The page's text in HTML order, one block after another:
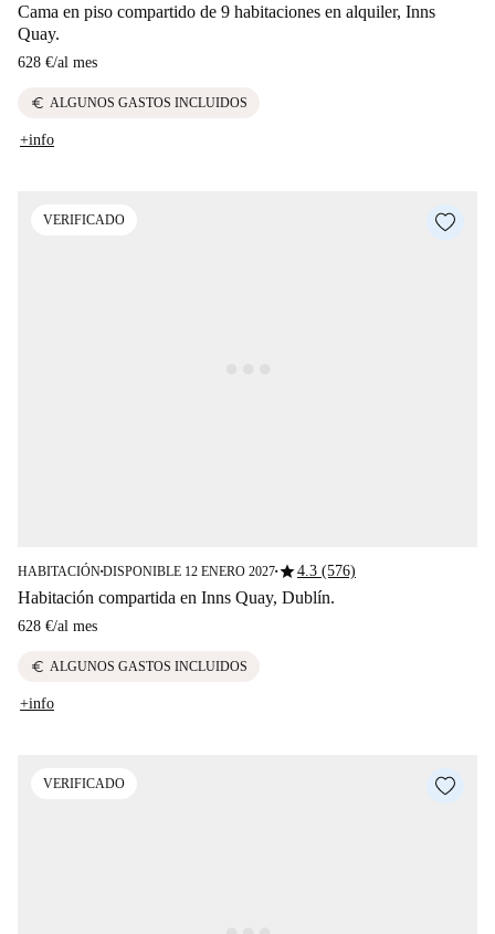
Cama en piso compartido de 9 habitaciones en alquiler, Inns
Quay.
628 €/al mes
euro ALGUNOS GASTOS INCLUIDOS
+info
VERIFICADO
HABITACIÓN■DISPONIBLE 12 ENERO 2027■star4.3 (576)
Habitación compartida en Inns Quay, Dublín.
628 €/al mes
euro ALGUNOS GASTOS INCLUIDOS
+info
VERIFICADO